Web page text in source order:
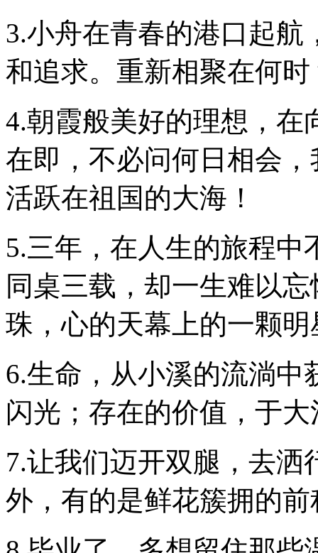
3.小舟在青春的港口起
和追求。重新相聚在何
4.朝霞般美好的理想，在
在即，不必问何日相会
活跃在祖国的大海！
5.三年，在人生的旅程
同桌三载，却一生难以
珠，心的天幕上的一颗明
6.生命，从小溪的流淌
闪光；存在的价值，于
7.让我们迈开双腿，去
外，有的是鲜花簇拥的前